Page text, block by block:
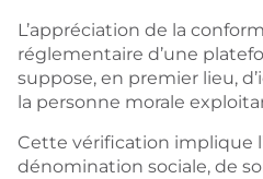
L’appréciation de la
réglementaire d’une
suppose, en premier lieu,
la personne morale
Cette vérification implique
dénomination sociale, de